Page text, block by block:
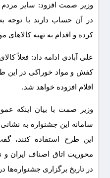
وزیر صمت افزود: سایر مردم
در آن حساب دارند با توجه
کرده و اقدام به تهیه کالاهای
علی آبادی ادامه داد: فعلاً
کفش و مواد خوراکی در این
اقلام افزوده خواهد شد.
وزیر صمت با بیان اینکه
این طرح استفاده کنند،
محوریت اتاق اصناف ایران
در تاریخ برگزاری جشنواره‌ها